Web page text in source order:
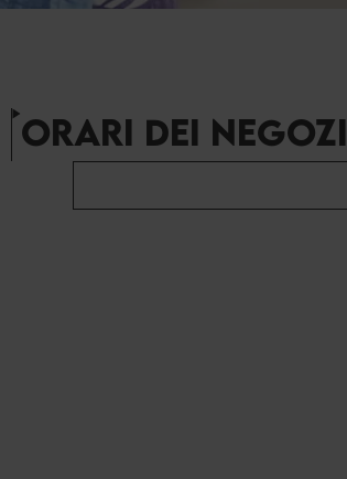
ORARI DEI NEGOZI